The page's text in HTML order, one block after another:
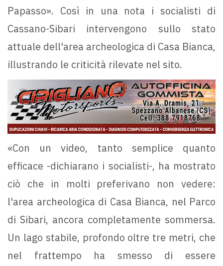
Papasso». Così in una nota i socialisti di
Cassano-Sibari intervengono sullo stato
attuale dell'area archeologica di Casa Bianca,
illustrando le criticità rilevate nel sito.
«Con un video, tanto semplice quanto
efficace -dichiarano i socialisti-, ha mostrato
ciò che in molti preferivano non vedere:
l'area archeologica di Casa Bianca, nel Parco
di Sibari, ancora completamente sommersa.
Un lago stabile, profondo oltre tre metri, che
nel frattempo ha smesso di essere